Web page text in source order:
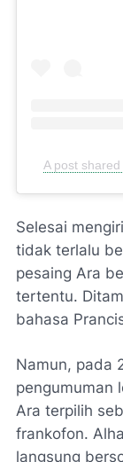
A post
Selesai
tidak terlalu
pesaing Ara
tertentu.
bahasa
Namun, pada
pengumuman
Ara terpilih
frankofon.
langsung